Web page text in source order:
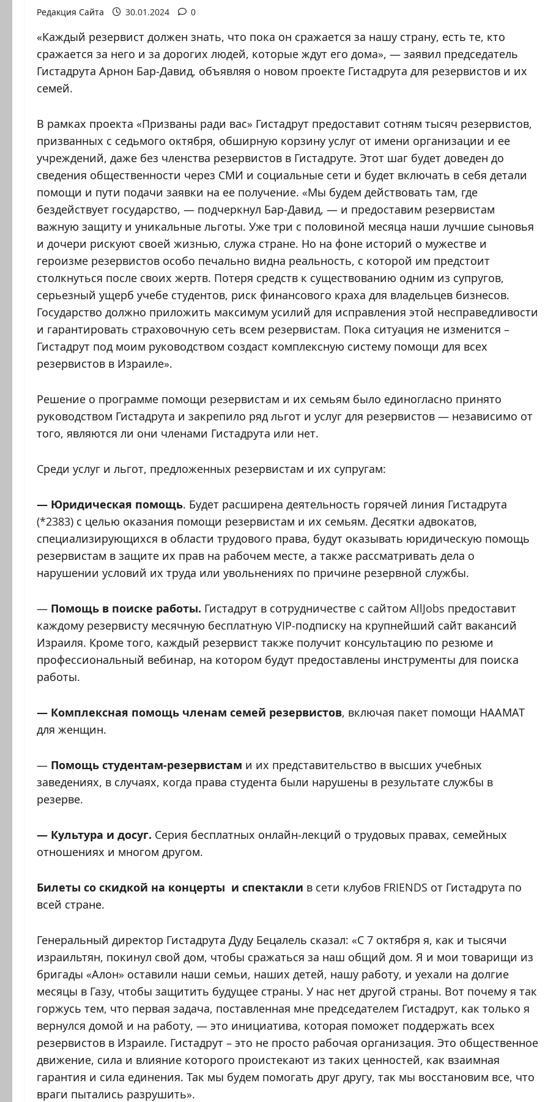
Редакция Сайта 30.01.2024 0
«Каждый резервист должен знать, что пока он сражается за нашу страну, есть те, кто
сражается за него и за дорогих людей, которые ждут его дома», — заявил председатель
Гистадрута Арнон Бар-Давид, объявляя о новом проекте Гистадрута для резервистов и их
семей.
В рамках проекта «Призваны ради вас» Гистадрут предоставит сотням тысяч резервистов,
призванных с седьмого октября, обширную корзину услуг от имени организации и ее
учреждений, даже без членства резервистов в Гистадруте. Этот шаг будет доведен до
сведения общественности через СМИ и социальные сети и будет включать в себя детали
помощи и пути подачи заявки на ее получение. «Мы будем действовать там, где
бездействует государство, — подчеркнул Бар-Давид, — и предоставим резервистам
важную защиту и уникальные льготы. Уже три с половиной месяца наши лучшие сыновья
и дочери рискуют своей жизнью, служа стране. Но на фоне историй о мужестве и
героизме резервистов особо печально видна реальность, с которой им предстоит
столкнуться после своих жертв. Потеря средств к существованию одним из супругов,
серьезный ущерб учебе студентов, риск финансового краха для владельцев бизнесов.
Государство должно приложить максимум усилий для исправления этой несправедливости
и гарантировать страховочную сеть всем резервистам. Пока ситуация не изменится –
Гистадрут под моим руководством создаст комплексную систему помощи для всех
резервистов в Израиле».
Решение о программе помощи резервистам и их семьям было единогласно принято
руководством Гистадрута и закрепило ряд льгот и услуг для резервистов — независимо от
того, являются ли они членами Гистадрута или нет.
Среди услуг и льгот, предложенных резервистам и их супругам:
— Юридическая помощь. Будет расширена деятельность горячей линия Гистадрута
(*2383) с целью оказания помощи резервистам и их семьям. Десятки адвокатов,
специализирующихся в области трудового права, будут оказывать юридическую помощь
резервистам в защите их прав на рабочем месте, а также рассматривать дела о
нарушении условий их труда или увольнениях по причине резервной службы.
— Помощь в поиске работы. Гистадрут в сотрудничестве с сайтом AllJobs предоставит
каждому резервисту месячную бесплатную VIP-подписку на крупнейший сайт вакансий
Израиля. Кроме того, каждый резервист также получит консультацию по резюме и
профессиональный вебинар, на котором будут предоставлены инструменты для поиска
работы.
— Комплексная помощь членам семей резервистов, включая пакет помощи НААМАТ
для женщин.
— Помощь студентам-резервистам и их представительство в высших учебных
заведениях, в случаях, когда права студента были нарушены в результате службы в
резерве.
— Культура и досуг. Серия бесплатных онлайн-лекций о трудовых правах, семейных
отношениях и многом другом.
Билеты со скидкой на концерты и спектакли в сети клубов FRIENDS от Гистадрута по
всей стране.
Генеральный директор Гистадрута Дуду Бецалель сказал: «С 7 октября я, как и тысячи
израильтян, покинул свой дом, чтобы сражаться за наш общий дом. Я и мои товарищи из
бригады «Алон» оставили наши семьи, наших детей, нашу работу, и уехали на долгие
месяцы в Газу, чтобы защитить будущее страны. У нас нет другой страны. Вот почему я так
горжусь тем, что первая задача, поставленная мне председателем Гистадрут, как только я
вернулся домой и на работу, — это инициатива, которая поможет поддержать всех
резервистов в Израиле. Гистадрут – это не просто рабочая организация. Это общественное
движение, сила и влияние которого проистекают из таких ценностей, как взаимная
гарантия и сила единения. Так мы будем помогать друг другу, так мы восстановим все, что
враги пытались разрушить».